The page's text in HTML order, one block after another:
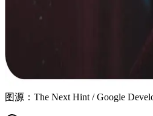
图源：The Next Hint / Google